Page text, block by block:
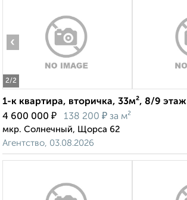
2/2
‹
1-к квартира, вторичка, 33м², 8/9 этаж
4 600 000 ₽ 138 200 ₽ за м²
мкр. Солнечный, Щорса 62
Агентство, 03.08.2026